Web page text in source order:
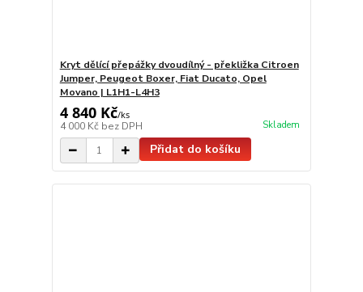
Kryt dělící přepážky dvoudílný - překližka Citroen
Jumper, Peugeot Boxer, Fiat Ducato, Opel
Movano | L1H1-L4H3
4 840 Kč/ks
4 000 Kč bez DPH Skladem
Přidat do košíku